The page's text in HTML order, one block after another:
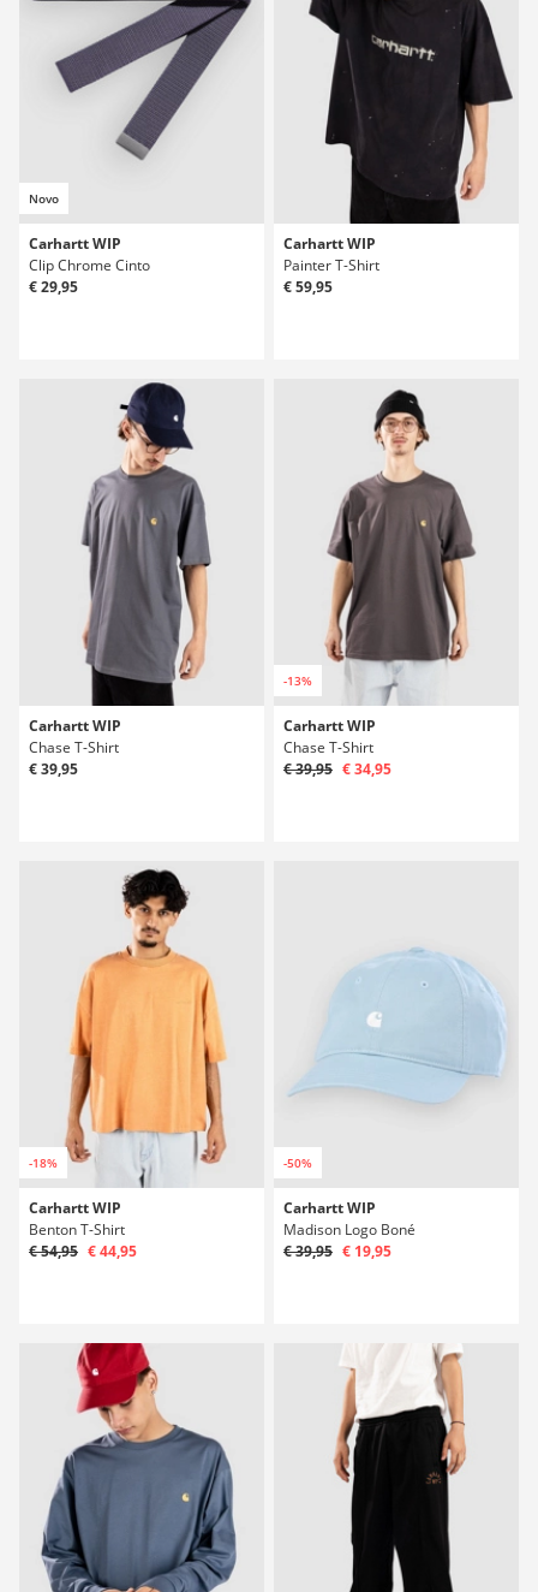
Novo
Carhartt WIP
Clip Chrome Cinto
€ 29,95
Carhartt WIP
Painter T-Shirt
€ 59,95
Carhartt WIP
Chase T-Shirt
€ 39,95
-13%
Carhartt WIP
Chase T-Shirt
€ 39,95 € 34,95
-18%
Carhartt WIP
Benton T-Shirt
€ 54,95 € 44,95
-50%
Carhartt WIP
Madison Logo Boné
€ 39,95 € 19,95